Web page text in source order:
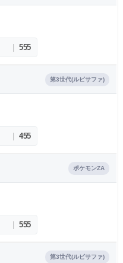
555
第3世代(ルビサファ)
455
ポケモンZA
555
第3世代(ルビサファ)